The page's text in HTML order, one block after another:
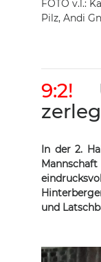
FOTO v.l.:
Pilz, Andi
9:2!
In der 2.
und